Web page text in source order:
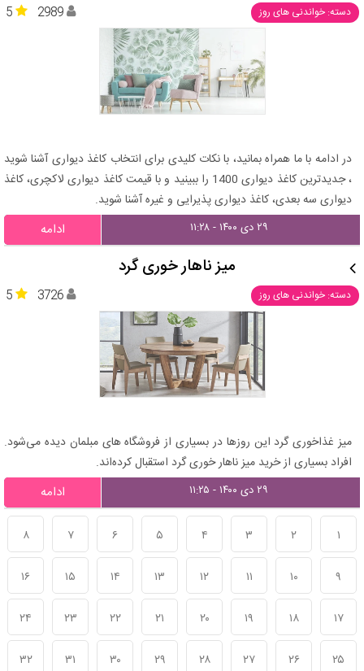
دسته: خواندنی های روز 5 2989
در ادامه با ما همراه بمانید، با نکات کلیدی برای انتخاب کاغذ دیواری آشنا شوید
، جدیدترین کاغذ دیواری 1400 را ببینید و با قیمت کاغذ دیواری لاکچری، کاغذ
دیواری سه بعدی، کاغذ دیواری پذیرایی و غیره آشنا شوید.
۲۹ دی ۱۴۰۰ - ۱۱:۲۸ ادامه
میز ناهار خوری گرد
دسته: خواندنی های روز 5 3726
میز غذاخوری گرد این روزها در بسیاری از فروشگاه های مبلمان دیده می‌شود.
افراد بسیاری از خرید میز ناهار خوری گرد استقبال کرده‌اند.
۲۹ دی ۱۴۰۰ - ۱۱:۲۵ ادامه
۱ ۲ ۳ ۴ ۵ ۶ ۷ ۸
۹ ۱۰ ۱۱ ۱۲ ۱۳ ۱۴ ۱۵ ۱۶
۱۷ ۱۸ ۱۹ ۲۰ ۲۱ ۲۲ ۲۳ ۲۴
۲۵ ۲۶ ۲۷ ۲۸ ۲۹ ۳۰ ۳۱ ۳۲